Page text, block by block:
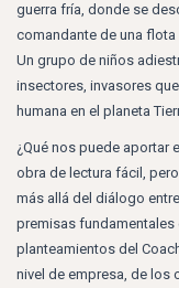
guerra fría, donde se
comandante de una
Un grupo de niños
insectores, invasores
humana en el planeta
¿Qué nos puede aportar el
obra de lectura fácil,
más allá del diálogo
premisas
planteamientos del
nivel de empresa, de los